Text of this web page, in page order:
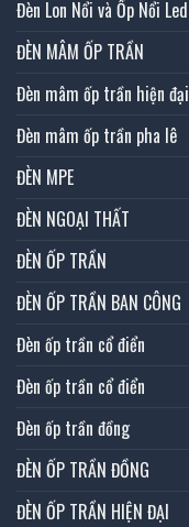
Đèn Lon Nổi và Ốp Nổi Led
ĐÈN MÂM ỐP TRẦN
Đèn mâm ốp trần hiện đại
Đèn mâm ốp trần pha lê
ĐÈN MPE
ĐÈN NGOẠI THẤT
ĐÈN ỐP TRẦN
ĐÈN ỐP TRẦN BAN CÔNG
Đèn ốp trần cổ điển
Đèn ốp trần cổ điển
Đèn ốp trần đồng
ĐÈN ỐP TRẦN ĐỒNG
ĐÈN ỐP TRẦN HIỆN ĐẠI